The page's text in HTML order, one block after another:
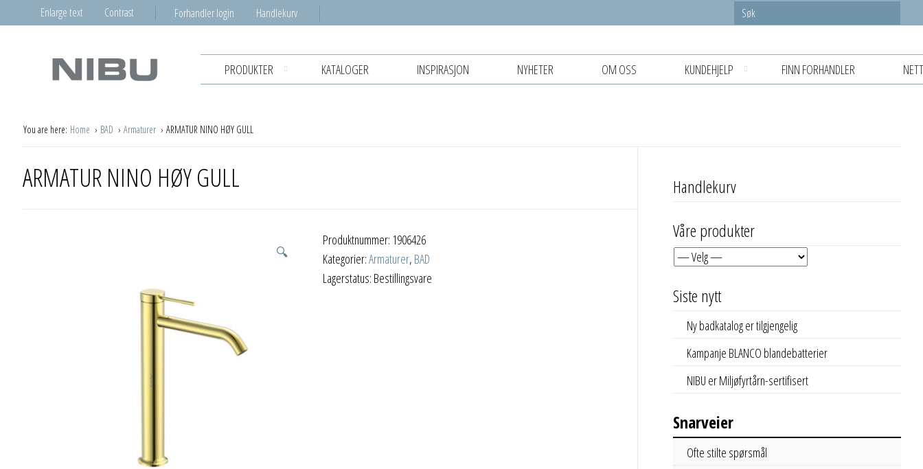
Enlarge text Contrast Forhandler login Handlekurv
PRODUKTER KATALOGER INSPIRASJON NYHETER OM OSS KUNDEHJELP FINN FORHANDLER
You are here: Home BAD Armaturer ARMATUR NINO HØY GULL
ARMATUR NINO HØY GULL
🔍
Produktnummer: 1906426
Kategorier:Armaturer, BAD
Lagerstatus: Bestillingsvare
Handlekurv
Våre produkter
Siste nytt
Ny badkatalog er tilgjengelig
Kampanje BLANCO blandebatterier
NIBU er Miljøfyrtårn-sertifisert
Snarveier
Ofte stilte spørsmål